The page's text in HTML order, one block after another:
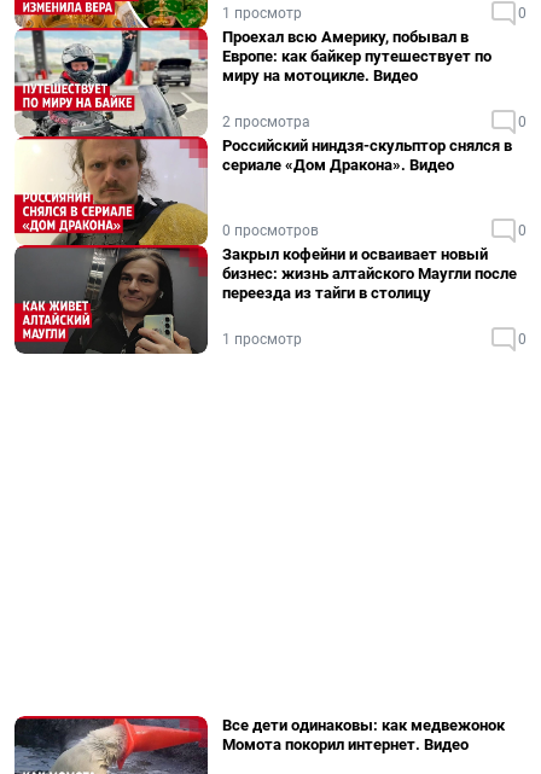
1 просмотр 0
Проехал всю Америку, побывал в
Европе: как байкер путешествует по
миру на мотоцикле. Видео
2 просмотра 0
Российский ниндзя-скульптор снялся в
сериале «Дом Дракона». Видео
0 просмотров 0
Закрыл кофейни и осваивает новый
бизнес: жизнь алтайского Маугли после
переезда из тайги в столицу
1 просмотр 0
Все дети одинаковы: как медвежонок
Момота покорил интернет. Видео